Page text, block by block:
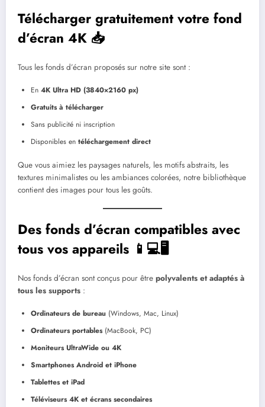
Télécharger gratuitement votre fond
d’écran 4K 📥
Tous les fonds d’écran proposés sur notre site sont :
En 4K Ultra HD (3840×2160 px)
Gratuits à télécharger
Sans publicité ni inscription
Disponibles en téléchargement direct
Que vous aimiez les paysages naturels, les motifs abstraits, les
textures minimalistes ou les ambiances colorées, notre bibliothèque
contient des images pour tous les goûts.
Des fonds d’écran compatibles avec
tous vos appareils 📱💻🖥️
Nos fonds d’écran sont conçus pour être polyvalents et adaptés à
tous les supports :
Ordinateurs de bureau (Windows, Mac, Linux)
Ordinateurs portables(MacBook, PC)
Moniteurs UltraWide ou 4K
Smartphones Android et iPhone
Tablettes et iPad
Téléviseurs 4K et écrans secondaires